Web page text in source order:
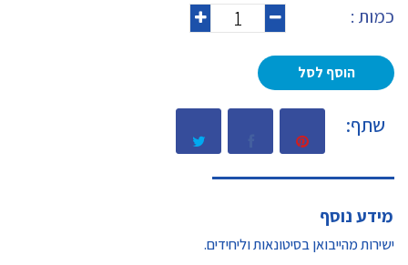
כמות :
הוסף לסל
שתף:
מידע נוסף
ישירות מהייבואן בסיטונאות וליחידים.